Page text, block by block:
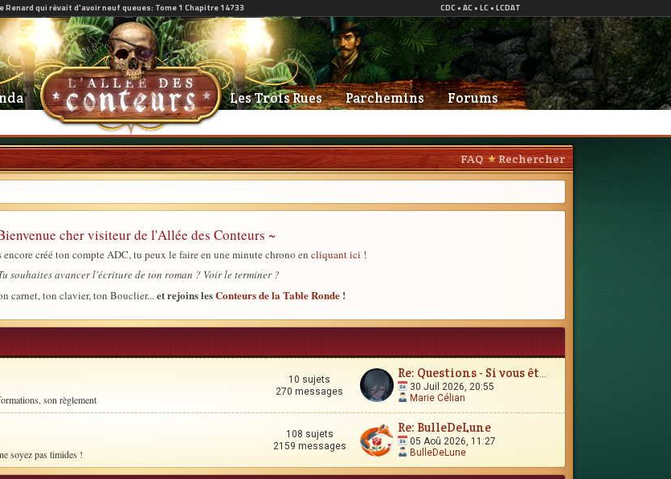
Les Trois Rues Parchemins Forums
FAQ Rechercher
cher visiteur de l'Allée des Conteurs ~
créé ton compte ADC, tu peux le faire en une minute chrono en cliquant ici !
souhaites avancer l'écriture de ton roman ? Voir le terminer ?
carnet, ton clavier, ton Bouclier...et rejoins lesConteurs de la Table Ronde !
son règlement
10 sujets
270 messages
Re: Questions - Si vous êtes perdus, ou si vous vous interro
30 Juil 2026, 20:55
Marie Célian
soyez pas timides !
108 sujets
2159 messages
Re: BulleDeLune
05 Aoû 2026, 11:27
BulleDeLune